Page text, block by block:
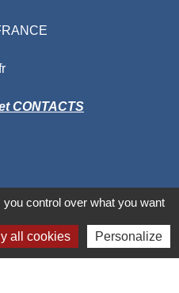
CONTACTS
control over what you want
all cookies Personalize